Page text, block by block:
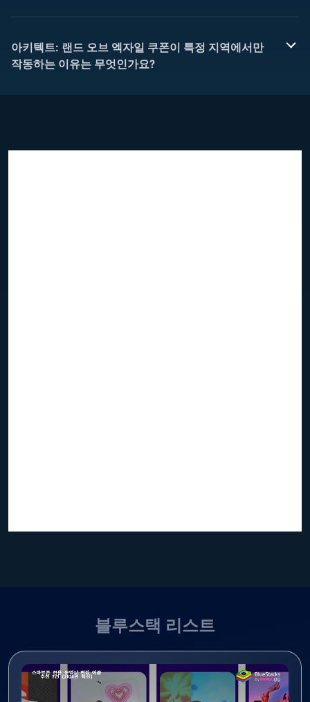
아키텍트: 랜드 오브 엑자일 쿠폰이 특정 지역에서만
작동하는 이유는 무엇인가요?
블루스택 리스트